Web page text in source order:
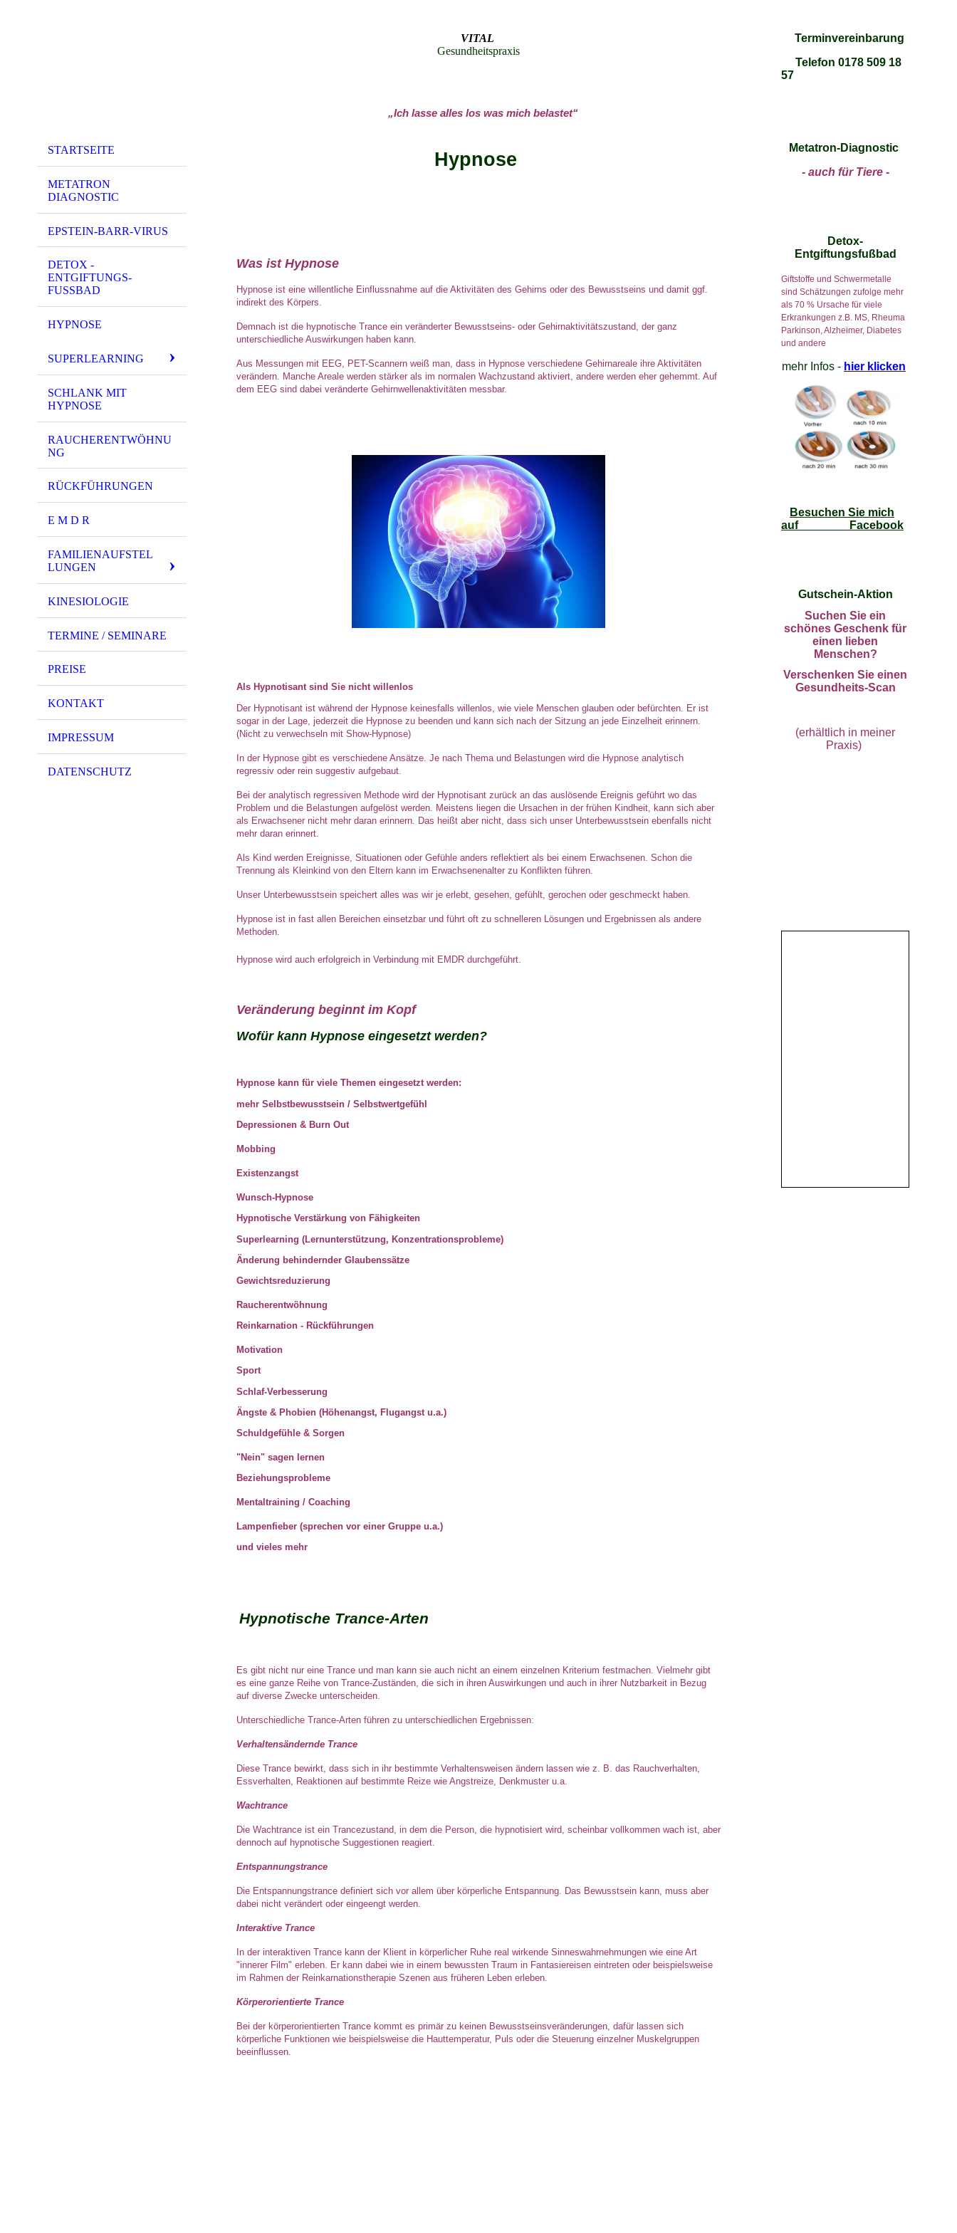
STARTSEITE
METATRON
DIAGNOSTIC
EPSTEIN-BARR-VIRUS
DETOX -
ENTGIFTUNGS-
FUSSBAD
HYPNOSE
SUPERLEARNING
SCHLANK MIT
HYPNOSE
RAUCHERENTWÖHNU
NG
RÜCKFÜHRUNGEN
E M D R
FAMILIENAUFSTEL
LUNGEN
KINESIOLOGIE
TERMINE / SEMINARE
PREISE
KONTAKT
IMPRESSUM
DATENSCHUTZ
VITAL
Gesundheitspraxis
„Ich lasse alles los was mich belastet“
Hypnose
Was ist Hypnose
Hypnose ist eine willentliche Einflussnahme auf die Aktivitäten des Gehirns oder des Bewusstseins und damit ggf.
indirekt des Körpers.
Demnach ist die hypnotische Trance ein veränderter Bewusstseins- oder Gehirnaktivitätszustand, der ganz
unterschiedliche Auswirkungen haben kann.
Aus Messungen mit EEG, PET-Scannern weiß man, dass in Hypnose verschiedene Gehirnareale ihre Aktivitäten
verändern. Manche Areale werden stärker als im normalen Wachzustand aktiviert, andere werden eher gehemmt. Auf
dem EEG sind dabei veränderte Gehirnwellenaktivitäten messbar.
Als Hypnotisant sind Sie nicht willenlos
Der Hypnotisant ist während der Hypnose keinesfalls willenlos, wie viele Menschen glauben oder befürchten. Er ist
sogar in der Lage, jederzeit die Hypnose zu beenden und kann sich nach der Sitzung an jede Einzelheit erinnern.
(Nicht zu verwechseln mit Show-Hypnose)
In der Hypnose gibt es verschiedene Ansätze. Je nach Thema und Belastungen wird die Hypnose analytisch
regressiv oder rein suggestiv aufgebaut.
Bei der analytisch regressiven Methode wird der Hypnotisant zurück an das auslösende Ereignis geführt wo das
Problem und die Belastungen aufgelöst werden. Meistens liegen die Ursachen in der frühen Kindheit, kann sich aber
als Erwachsener nicht mehr daran erinnern. Das heißt aber nicht, dass sich unser Unterbewusstsein ebenfalls nicht
mehr daran erinnert.
Als Kind werden Ereignisse, Situationen oder Gefühle anders reflektiert als bei einem Erwachsenen. Schon die
Trennung als Kleinkind von den Eltern kann im Erwachsenenalter zu Konflikten führen.
Unser Unterbewusstsein speichert alles was wir je erlebt, gesehen, gefühlt, gerochen oder geschmeckt haben.
Hypnose ist in fast allen Bereichen einsetzbar und führt oft zu schnelleren Lösungen und Ergebnissen als andere
Methoden.
Hypnose wird auch erfolgreich in Verbindung mit EMDR durchgeführt.
Veränderung beginnt im Kopf
Wofür kann Hypnose eingesetzt werden?
Hypnose kann für viele Themen eingesetzt werden:
mehr Selbstbewusstsein / Selbstwertgefühl
Depressionen & Burn Out
Mobbing
Existenzangst
Wunsch-Hypnose
Hypnotische Verstärkung von Fähigkeiten
Superlearning (Lernunterstützung, Konzentrationsprobleme)
Änderung behindernder Glaubenssätze
Gewichtsreduzierung
Raucherentwöhnung
Reinkarnation - Rückführungen
Motivation
Sport
Schlaf-Verbesserung
Ängste & Phobien (Höhenangst, Flugangst u.a.)
Schuldgefühle & Sorgen
"Nein" sagen lernen
Beziehungsprobleme
Mentaltraining / Coaching
Lampenfieber (sprechen vor einer Gruppe u.a.)
und vieles mehr
Hypnotische Trance-Arten
Es gibt nicht nur eine Trance und man kann sie auch nicht an einem einzelnen Kriterium festmachen. Vielmehr gibt
es eine ganze Reihe von Trance-Zuständen, die sich in ihren Auswirkungen und auch in ihrer Nutzbarkeit in Bezug
auf diverse Zwecke unterscheiden.
Unterschiedliche Trance-Arten führen zu unterschiedlichen Ergebnissen:
Verhaltensändernde Trance
Diese Trance bewirkt, dass sich in ihr bestimmte Verhaltensweisen ändern lassen wie z. B. das Rauchverhalten,
Essverhalten, Reaktionen auf bestimmte Reize wie Angstreize, Denkmuster u.a.
Wachtrance
Die Wachtrance ist ein Trancezustand, in dem die Person, die hypnotisiert wird, scheinbar vollkommen wach ist, aber
dennoch auf hypnotische Suggestionen reagiert.
Entspannungstrance
Die Entspannungstrance definiert sich vor allem über körperliche Entspannung. Das Bewusstsein kann, muss aber
dabei nicht verändert oder eingeengt werden.
Interaktive Trance
In der interaktiven Trance kann der Klient in körperlicher Ruhe real wirkende Sinneswahrnehmungen wie eine Art
"innerer Film" erleben. Er kann dabei wie in einem bewussten Traum in Fantasiereisen eintreten oder beispielsweise
im Rahmen der Reinkarnationstherapie Szenen aus früheren Leben erleben.
Körperorientierte Trance
Bei der körperorientierten Trance kommt es primär zu keinen Bewusstseinsveränderungen, dafür lassen sich
körperliche Funktionen wie beispielsweise die Hauttemperatur, Puls oder die Steuerung einzelner Muskelgruppen
beeinflussen.
Terminvereinbarung
Telefon 0178 509 18
57
Metatron-Diagnostic
- auch für Tiere -
Detox-
Entgiftungsfußbad
Giftstoffe und Schwermetalle
sind Schätzungen zufolge mehr
als 70 % Ursache für viele
Erkrankungen z.B. MS, Rheuma
Parkinson, Alzheimer, Diabetes
und andere
mehr Infos - hier klicken
Besuchen Sie mich
auf Facebook
Gutschein-Aktion
Suchen Sie ein
schönes Geschenk für
einen lieben
Menschen?
Verschenken Sie einen
Gesundheits-Scan
(erhältlich in meiner
Praxis)